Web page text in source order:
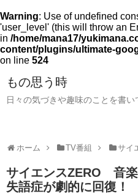
Warning: Use of undefined
'user_level' (this will throw an
in /home/mana17/
content/plugins/ultimate-
on line 524
もの思う時
日々の気づきや趣味のことを書い
ホーム TV番組 サイ
サイエンスZERO 音
失語症が劇的に回復！